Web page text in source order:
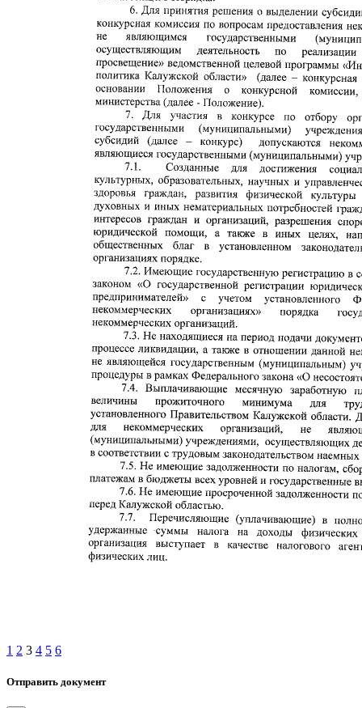
1 2 3 4 5 6
Отправить документ